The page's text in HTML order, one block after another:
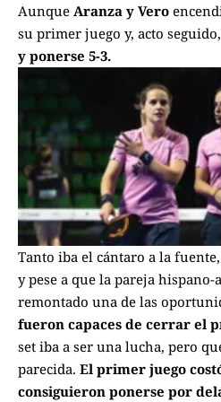
Aunque Aranza y Vero
su primer juego y, acto
y ponerse 5-3.
Tanto iba el cántaro a la
y pese a que la pareja
remontado una de las
fueron capaces de cerrar el
set iba a ser una lucha, pero
parecida. El primer juego
consiguieron ponerse por